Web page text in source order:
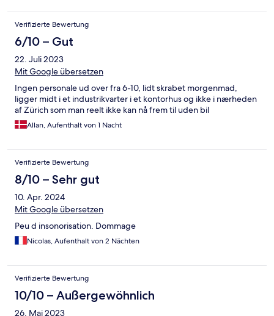
Verifizierte Bewertung
6/10 – Gut
22. Juli 2023
Mit Google übersetzen
Ingen personale ud over fra 6-10, lidt skrabet morgenmad,
ligger midt i et industrikvarter i et kontorhus og ikke i nærheden
af Zürich som man reelt ikke kan nå frem til uden bil
Allan, Aufenthalt von 1 Nacht
Verifizierte Bewertung
8/10 – Sehr gut
10. Apr. 2024
Mit Google übersetzen
Peu d insonorisation. Dommage
Nicolas, Aufenthalt von 2 Nächten
Verifizierte Bewertung
10/10 – Außergewöhnlich
26. Mai 2023